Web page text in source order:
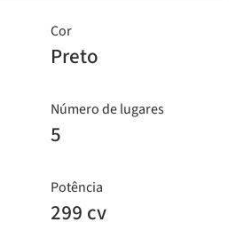
Cor
Preto
Número de lugares
5
Potência
299 cv